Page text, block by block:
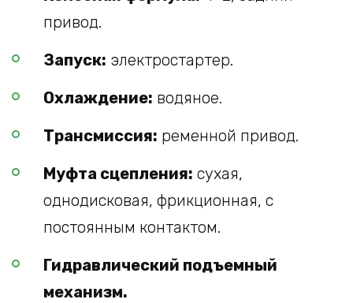
привод.
Запуск: электростартер.
Охлаждение: водяное.
Трансмиссия: ременной привод.
Муфта сцепления: сухая,
однодисковая, фрикционная, с
постоянным контактом.
Гидравлический подъемный
механизм.